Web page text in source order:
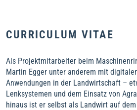
CURRICULUM VITAE
Als Projektmitarbeiter beim
Martin Egger unter anderem mit
Anwendungen in der Landwirtschaft –
Lenksystemen und dem Einsatz von
hinaus ist er selbst als Landwirt auf